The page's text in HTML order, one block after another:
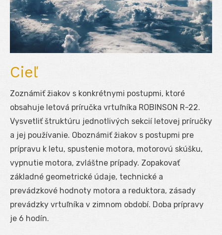
Cieľ
Zoznámiť žiakov s konkrétnymi postupmi, ktoré
obsahuje letová príručka vrtuľníka ROBINSON R-22.
Vysvetliť štruktúru jednotlivých sekcií letovej príručky
a jej používanie. Oboznámiť žiakov s postupmi pre
prípravu k letu, spustenie motora, motorovú skúšku,
vypnutie motora, zvláštne prípady. Zopakovať
základné geometrické údaje, technické a
prevádzkové hodnoty motora a reduktora, zásady
prevádzky vrtuľníka v zimnom období. Doba prípravy
je 6 hodín.